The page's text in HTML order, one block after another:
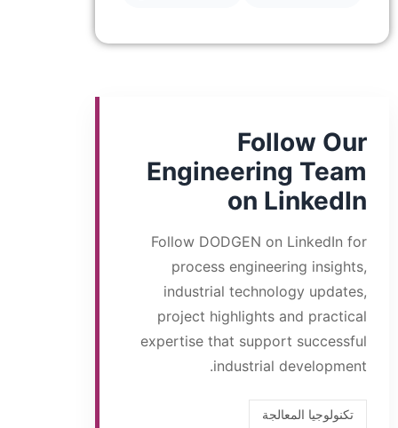
Follow Our
Engineering Team
on LinkedIn
Follow DODGEN on LinkedIn for
process engineering insights,
industrial technology updates,
project highlights and practical
expertise that support successful
industrial development.
تكنولوجيا المعالجة